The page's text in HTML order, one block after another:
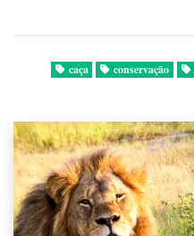
caça conservação